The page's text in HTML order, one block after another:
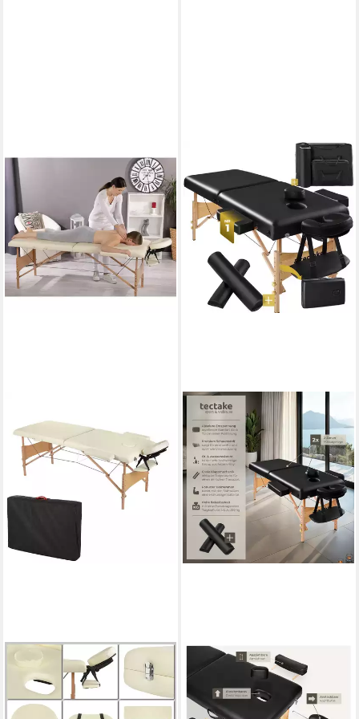
FEEL2HOME
Massageliege Massageliege 2
Zonen Kopfstütze
Ergonomische Weiß Rot Gelb
TECTAKE
Massageliege 2-Zonen-
Liegen-Set 187 x 59 x 65,50
cm, 59 cm breit, 7,5-cm-